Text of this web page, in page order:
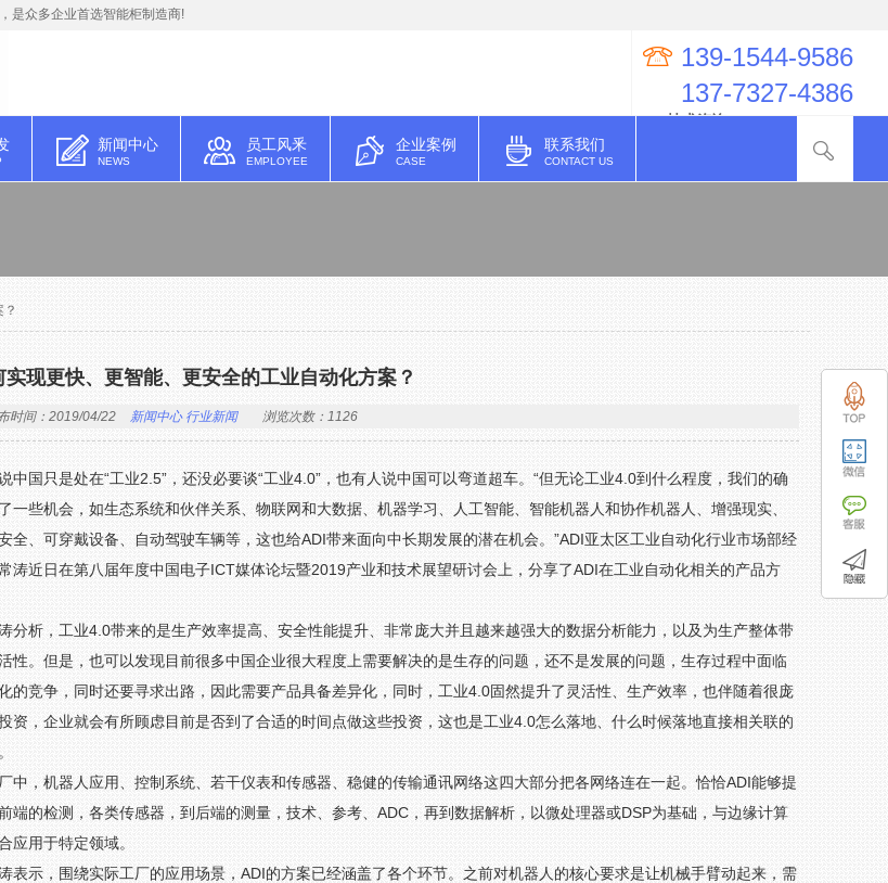
是众多企业首选智能柜制造商!
139-1544-9586
137-7327-4386
QQ技术咨询：274998623
新闻中心
NEWS
员工风釆
EMPLOYEE
企业案例
CASE
联系我们
CONTACT US
实现更快、更智能、更安全的工业自动化方案？
时间：2019/04/22 新闻中心 行业新闻 浏览次数：1126
中国只是处在“工业2.5”，还没必要谈“工业4.0”，也有人说中国可以弯道超车。“但无论工业4.0到什么程度，我们的确
一些机会，如生态系统和伙伴关系、物联网和大数据、机器学习、人工智能、智能机器人和协作机器人、增强现实、
全、可穿戴设备、自动驾驶车辆等，这也给ADI带来面向中长期发展的潜在机会。”ADI亚太区工业自动化行业市场部经
涛近日在第八届年度中国电子ICT媒体论坛暨2019产业和技术展望研讨会上，分享了ADI在工业自动化相关的产品方
分析，工业4.0带来的是生产效率提高、安全性能提升、非常庞大并且越来越强大的数据分析能力，以及为生产整体带
性。但是，也可以发现目前很多中国企业很大程度上需要解决的是生存的问题，还不是发展的问题，生存过程中面临
的竞争，同时还要寻求出路，因此需要产品具备差异化，同时，工业4.0固然提升了灵活性、生产效率，也伴随着很庞
资，企业就会有所顾虑目前是否到了合适的时间点做这些投资，这也是工业4.0怎么落地、什么时候落地直接相关联的
中，机器人应用、控制系统、若干仪表和传感器、稳健的传输通讯网络这四大部分把各网络连在一起。恰恰ADI能够提
端的检测，各类传感器，到后端的测量，技术、参考、ADC，再到数据解析，以微处理器或DSP为基础，与边缘计算
应用于特定领域。
表示，围绕实际工厂的应用场景，ADI的方案已经涵盖了各个环节。之前对机器人的核心要求是让机械手臂动起来，需